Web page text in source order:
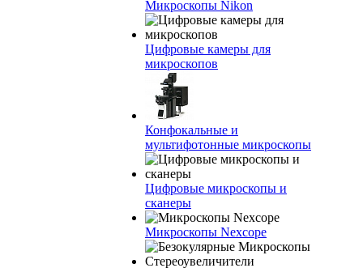
Микроскопы Nikon
Цифровые камеры для
микроскопов
Конфокальные и
мультифотонные микроскопы
Цифровые микроскопы и
сканеры
Микроскопы Nexcope